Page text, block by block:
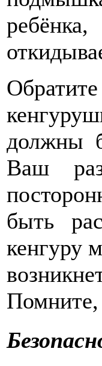
должны
Ваш
быть
кенгуру
Помните,